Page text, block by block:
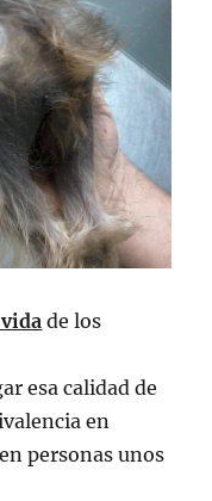
de los
esa calidad de
en
personas unos